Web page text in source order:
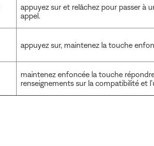
appuyez sur et relâchez pour passer à
appel.
appuyez sur, maintenez la touche
maintenez enfoncée la touche
renseignements sur la compatibilité et